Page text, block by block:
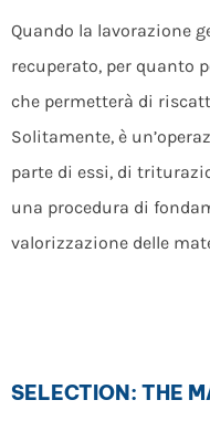
Quando la lavorazione
recuperato, per quanto
che permetterà di
Solitamente, è
parte di essi, di
una procedura di
valorizzazione delle
SELECTION: THE